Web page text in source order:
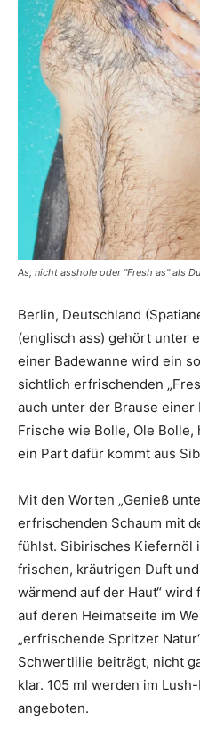
As, nicht asshole oder "Fresh as" als
Berlin, Deutschland
(englisch ass) gehört unter
einer Badewanne wird ein
sichtlich erfrischenden
auch unter der Brause einer
Frische wie Bolle, Ole
ein Part dafür kommt aus
Mit den Worten „Genieß
erfrischenden Schaum mit
fühlst. Sibirisches Kiefernöl
frischen, kräutrigen Duft
wärmend auf der Haut“ wird
auf deren Heimatseite im
„erfrischende Spritzer
Schwertlilie beiträgt, nicht
klar. 105 ml werden im
angeboten.